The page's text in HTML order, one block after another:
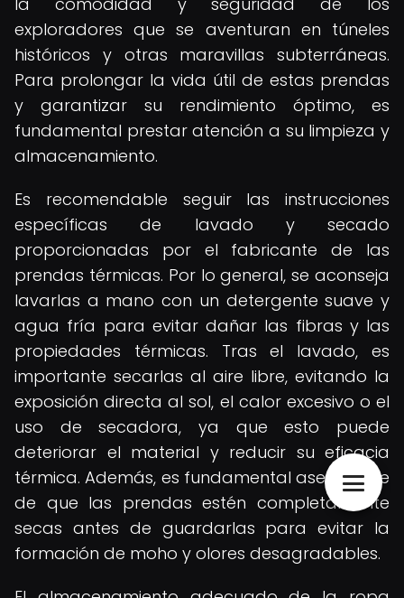
exploradores que se aventuran en túneles
históricos y otras maravillas subterráneas.
Para prolongar la vida útil de estas prendas
y garantizar su rendimiento óptimo, es
fundamental prestar atención a su limpieza y
almacenamiento.
Es recomendable seguir las instrucciones
específicas de lavado y secado
proporcionadas por el fabricante de las
prendas térmicas. Por lo general, se aconseja
lavarlas a mano con un detergente suave y
agua fría para evitar dañar las fibras y las
propiedades térmicas. Tras el lavado, es
importante secarlas al aire libre, evitando la
exposición directa al sol, el calor excesivo o el
uso de secadora, ya que esto puede
deteriorar el material y reducir su eficacia
térmica. Además, es fundamental asegurarse
de que las prendas estén completamente
secas antes de guardarlas para evitar la
formación de moho y olores desagradables.